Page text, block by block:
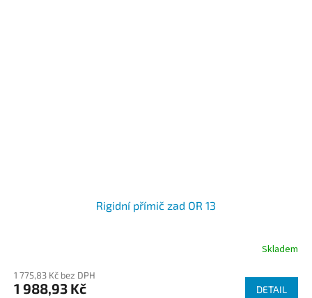
Rigidní přímič zad OR 13
Skladem
1 775,83 Kč bez DPH
1 988,93 Kč DETAIL